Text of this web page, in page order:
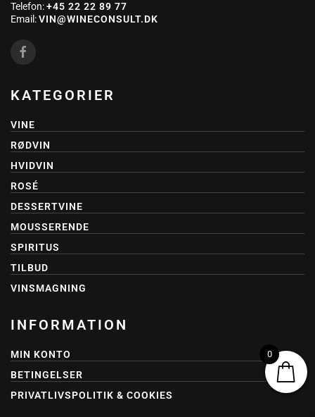
Telefon:+45 22 22 89 77
Email:VIN@WINECONSULT.DK
KATEGORIER
VINE
RØDVIN
HVIDVIN
ROSÉ
DESSERTVINE
MOUSSERENDE
SPIRITUS
TILBUD
VINSMAGNING
INFORMATION
MIN KONTO
BETINGELSER
PRIVATLIVSPOLITIK & COOKIES
0